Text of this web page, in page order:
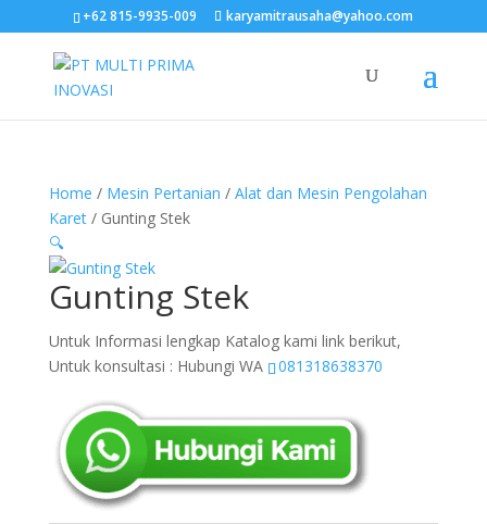
+62 815-9935-009 karyamitrausaha@yahoo.com
Home / Mesin Pertanian / Alat dan Mesin Pengolahan
Karet/ Gunting Stek
🔍
Gunting Stek
Untuk Informasi lengkap Katalog kami link berikut,
Untuk konsultasi : Hubungi WA
081318638370